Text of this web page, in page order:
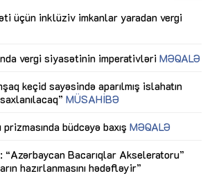
üçün inklüziv imkanlar yaradan vergi
vergi siyasətinin imperativləri MƏQALƏ
keçid sayəsində aparılmış islahatın
MÜSAHİBƏ
büdcəyə baxış MƏQALƏ
“Azərbaycan Bacarıqlar Akseleratoru”
hazırlanmasını hədəfləyir”